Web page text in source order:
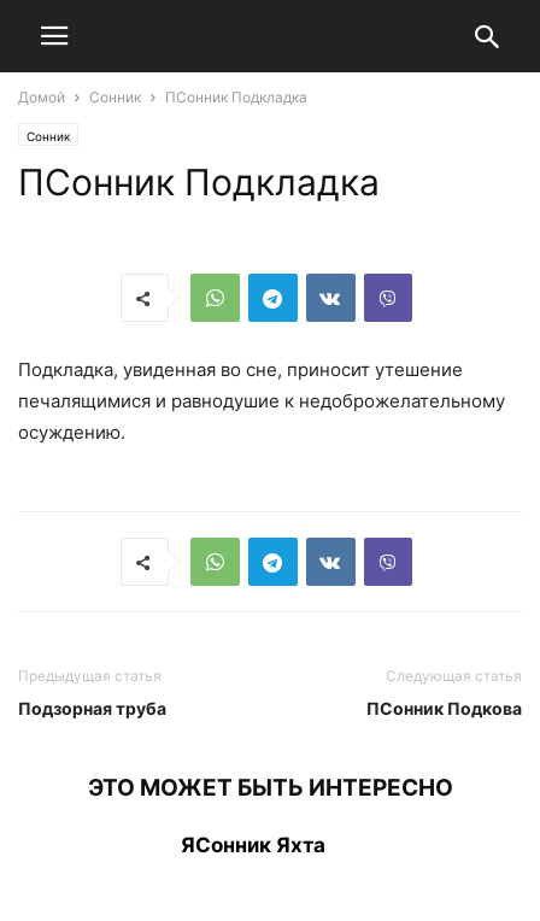
Домой Сонник ПСонник Подкладка
Сонник
ПСонник Подкладка
Подкладка, увиденная во сне, приносит утешение
печалящимися и равнодушие к недоброжелательному
осуждению.
Предыдущая статья
Подзорная труба
Следующая статья
ПСонник Подкова
ЭТО МОЖЕТ БЫТЬ ИНТЕРЕСНО
ЯСонник Яхта